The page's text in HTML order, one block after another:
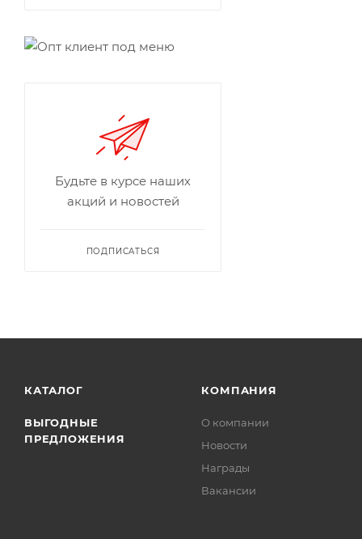
Будьте в курсе наших
акций и новостей
ПОДПИСАТЬСЯ
КАТАЛОГ
ВЫГОДНЫЕ
ПРЕДЛОЖЕНИЯ
КОМПАНИЯ
О компании
Новости
Награды
Вакансии